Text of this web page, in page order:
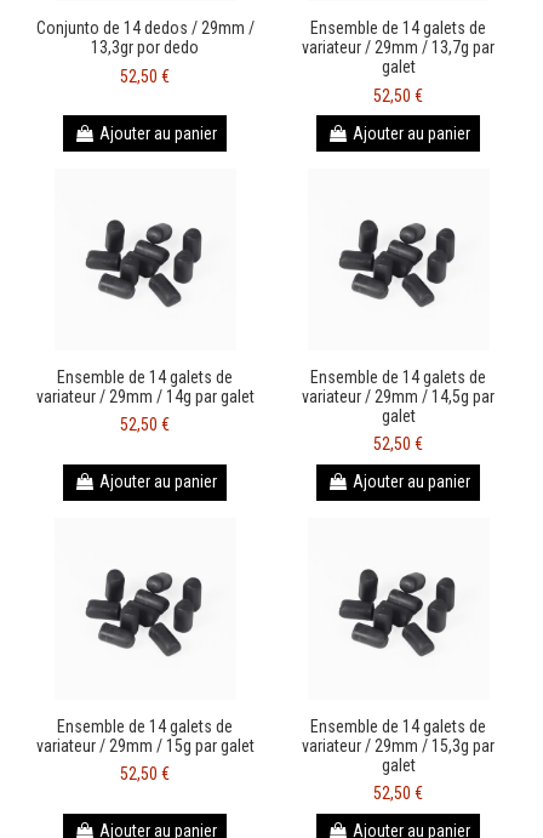
Conjunto de 14 dedos / 29mm /
13,3gr por dedo
52,50 €
Ajouter au panier
Ensemble de 14 galets de
variateur / 29mm / 13,7g par
galet
52,50 €
Ajouter au panier
Ensemble de 14 galets de
variateur / 29mm / 14g par galet
52,50 €
Ajouter au panier
Ensemble de 14 galets de
variateur / 29mm / 14,5g par
galet
52,50 €
Ajouter au panier
Ensemble de 14 galets de
variateur / 29mm / 15g par galet
52,50 €
Ajouter au panier
Ensemble de 14 galets de
variateur / 29mm / 15,3g par
galet
52,50 €
Ajouter au panier